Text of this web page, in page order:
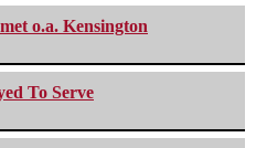
o.a. Kensington
To Serve